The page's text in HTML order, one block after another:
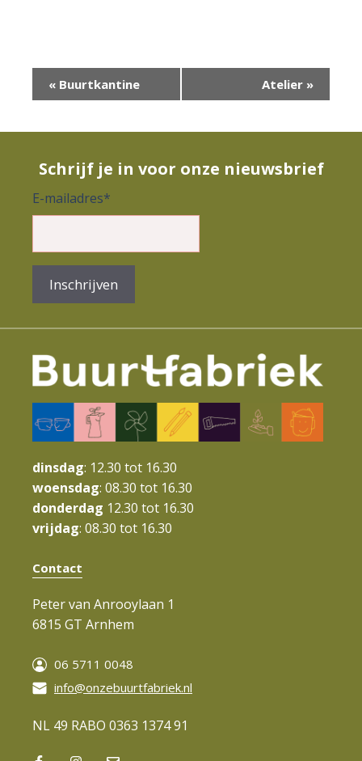
v
e
n
e
m
e
n
t
N
a
v
i
g
a
t
i
« Buurtkantine Atelier »
Schrijf je in voor onze nieuwsbrief
E-mailadres*
Inschrijven
dinsdag: 12.30 tot 16.30
woensdag: 08.30 tot 16.30
donderdag 12.30 tot 16.30
vrijdag: 08.30 tot 16.30
Contact
Peter van Anrooylaan 1
6815 GT Arnhem
06 5711 0048
info@onzebuurtfabriek.nl
NL 49 RABO 0363 1374 91